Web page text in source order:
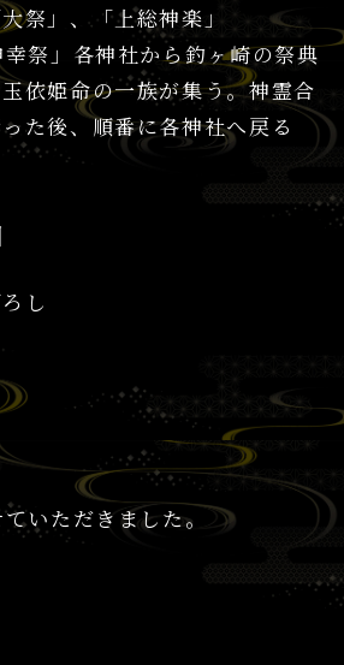
祭」、「上総神楽」
幸祭」各神社から釣ヶ崎の祭典
依姫命の一族が集う。神霊合
た後、順番に各神社へ戻る
し
いただきました。